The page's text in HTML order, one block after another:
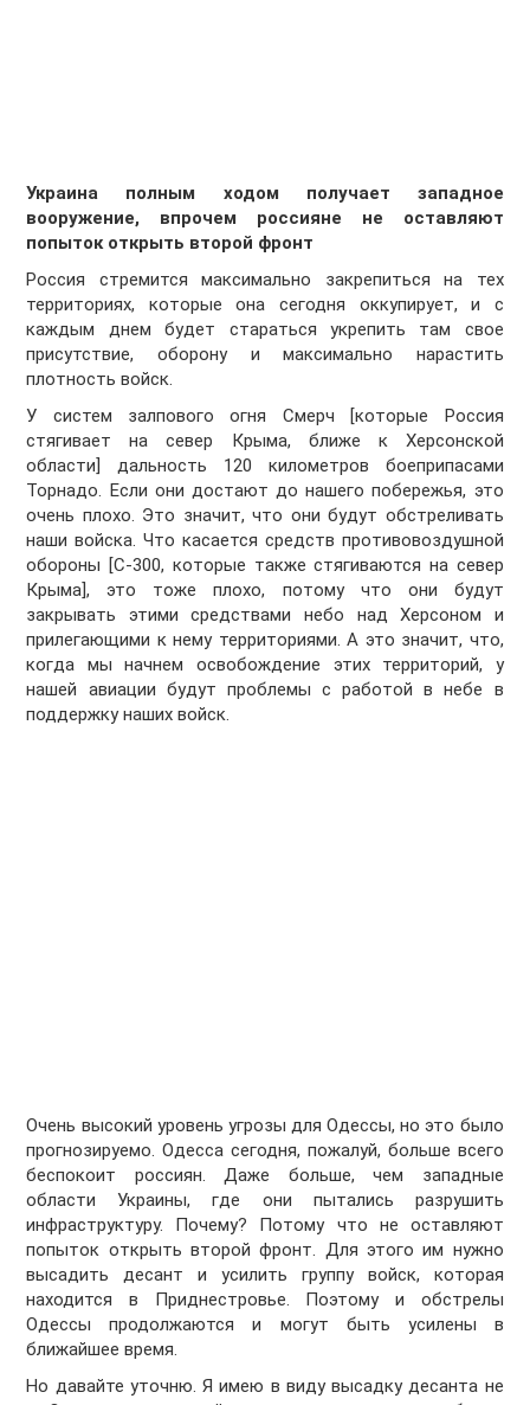
Украина полным ходом получает западное
вооружение, впрочем россияне не оставляют
попыток открыть второй фронт
Россия стремится максимально закрепиться на тех
территориях, которые она сегодня оккупирует, и с
каждым днем будет стараться укрепить там свое
присутствие, оборону и максимально нарастить
плотность войск.
У систем залпового огня Смерч [которые Россия
стягивает на север Крыма, ближе к Херсонской
области] дальность 120 километров боеприпасами
Торнадо. Если они достают до нашего побережья, это
очень плохо. Это значит, что они будут обстреливать
наши войска. Что касается средств противовоздушной
обороны [С-300, которые также стягиваются на север
Крыма], это тоже плохо, потому что они будут
закрывать этими средствами небо над Херсоном и
прилегающими к нему территориями. А это значит, что,
когда мы начнем освобождение этих территорий, у
нашей авиации будут проблемы с работой в небе в
поддержку наших войск.
Очень высокий уровень угрозы для Одессы, но это было
прогнозируемо. Одесса сегодня, пожалуй, больше всего
беспокоит россиян. Даже больше, чем западные
области Украины, где они пытались разрушить
инфраструктуру. Почему? Потому что не оставляют
попыток открыть второй фронт. Для этого им нужно
высадить десант и усилить группу войск, которая
находится в Приднестровье. Поэтому и обстрелы
Одессы продолжаются и могут быть усилены в
ближайшее время.
Но давайте уточню. Я имею в виду высадку десанта не